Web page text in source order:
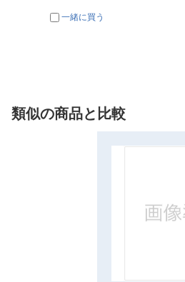
一緒に買う
類似の商品と比較